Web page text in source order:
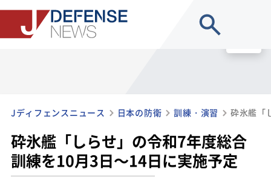
Jディフェンスニュース 日本の防衛 訓練・演習
砕氷艦「しらせ」の令和7年度総合
訓練を10月3日～14日に実施予定